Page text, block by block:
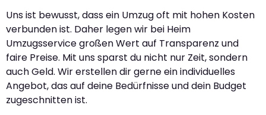
Uns ist bewusst, dass ein Umzug oft mit hohen Kosten
verbunden ist. Daher legen wir bei Heim
Umzugsservice großen Wert auf Transparenz und
faire Preise. Mit uns sparst du nicht nur Zeit, sondern
auch Geld. Wir erstellen dir gerne ein individuelles
Angebot, das auf deine Bedürfnisse und dein Budget
zugeschnitten ist.